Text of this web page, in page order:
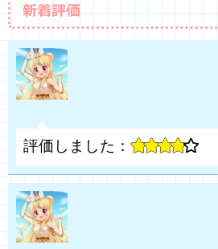
評価しました：